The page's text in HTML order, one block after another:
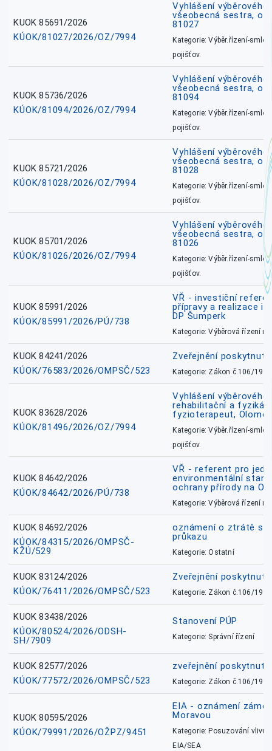
KUOK 85691/2026
KÚOK/81027/2026/OZ/7994
Vyhlášení
všeobecná sestra,
81027
Kategorie: Výběr.řízení-
pojišťov.
KUOK 85736/2026
KÚOK/81094/2026/OZ/7994
Vyhlášení
všeobecná sestra,
81094
Kategorie: Výběr.řízení-
pojišťov.
KUOK 85721/2026
KÚOK/81028/2026/OZ/7994
Vyhlášení
všeobecná sestra,
81028
Kategorie: Výběr.řízení-
pojišťov.
KUOK 85701/2026
KÚOK/81026/2026/OZ/7994
Vyhlášení
všeobecná sestra,
81026
Kategorie: Výběr.řízení-
pojišťov.
KUOK 85991/2026
KÚOK/85991/2026/PÚ/738
VŘ - investiční
přípravy a realizace
DP Šumperk
Kategorie: Výběrová řízení
KUOK 84241/2026
KÚOK/76583/2026/OMPSČ/523
Zveřejnění
Kategorie: Zákon č.106/1999
KUOK 83628/2026
KÚOK/81496/2026/OZ/7994
Vyhlášení
rehabilitační a
fyzioterapeut,
Kategorie: Výběr.řízení-
pojišťov.
KUOK 84642/2026
KÚOK/84642/2026/PÚ/738
VŘ - referent pro
environmentální
ochrany přírody na
Kategorie: Výběrová řízení
KUOK 84692/2026
KÚOK/84315/2026/OMPSČ-
KŽÚ/529
oznámení o ztrátě
průkazu
Kategorie: Ostatní
KUOK 83124/2026
KÚOK/76411/2026/OMPSČ/523
Zveřejnění
Kategorie: Zákon č.106/1999
KUOK 83438/2026
KÚOK/80524/2026/ODSH-
SH/7909
Stanovení PÚP
Kategorie: Správní řízení
KUOK 82577/2026
KÚOK/77572/2026/OMPSČ/523
zveřejnění
Kategorie: Zákon č.106/1999
KUOK 80595/2026
KÚOK/79991/2026/OŽPZ/9451
EIA - oznámení
Moravou
Kategorie: Posuzování vlivů
EIA/SEA